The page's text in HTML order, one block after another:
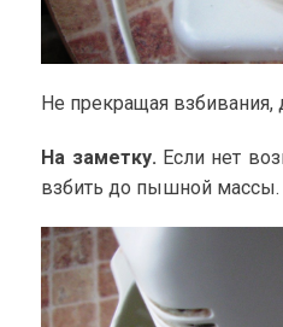
Не прекращая взбивания,
На заметку. Если нет
взбить до пышной массы.